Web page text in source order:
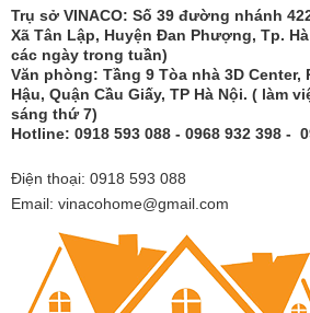
Trụ sở VINACO: Số 39 đường nhánh
Xã Tân Lập, Huyện Đan Phượng, Tp.
các ngày trong tuần)
Văn phòng: Tầng 9 Tòa nhà 3D
Hậu, Quận Cầu Giấy, TP Hà Nội. ( làm
sáng thứ 7)
Hotline: 0918 593 088 - 0968 932 398 -
Điện thoại: 0918 593 088
Email: vinacohome@gmail.com